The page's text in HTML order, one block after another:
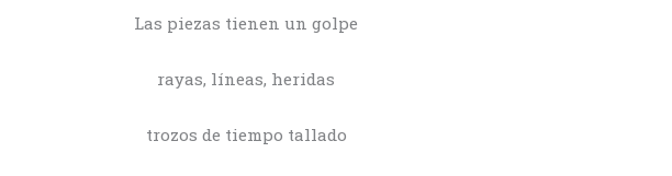
Las piezas tienen un golpe
rayas, líneas, heridas
trozos de tiempo tallado